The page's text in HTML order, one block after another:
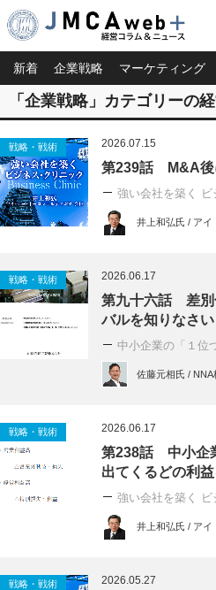
新着 企業戦略 マーケティング
「企業戦略」カテゴリーの
戦略・戦術 2026.07.15
第239話 M&A後
強い会社を築く ビ
井上和弘氏 / アイ
戦略・戦術 2026.06.17
第九十六話 差別
バルを知りなさい
中小企業の「１位
佐藤元相氏 /
戦略・戦術 2026.06.17
第238話 中小企
出てくるどの利
強い会社を築く ビ
井上和弘氏 / アイ
戦略・戦術 2026.05.27